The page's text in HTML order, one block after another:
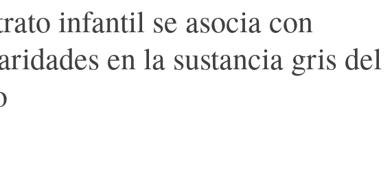
infantil se asocia con
en la sustancia gris del